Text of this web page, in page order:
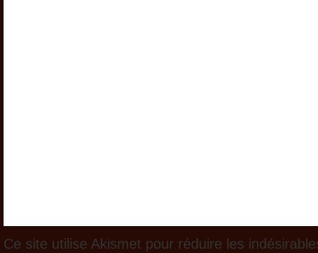
Ce site utilise Akismet pour réduire les